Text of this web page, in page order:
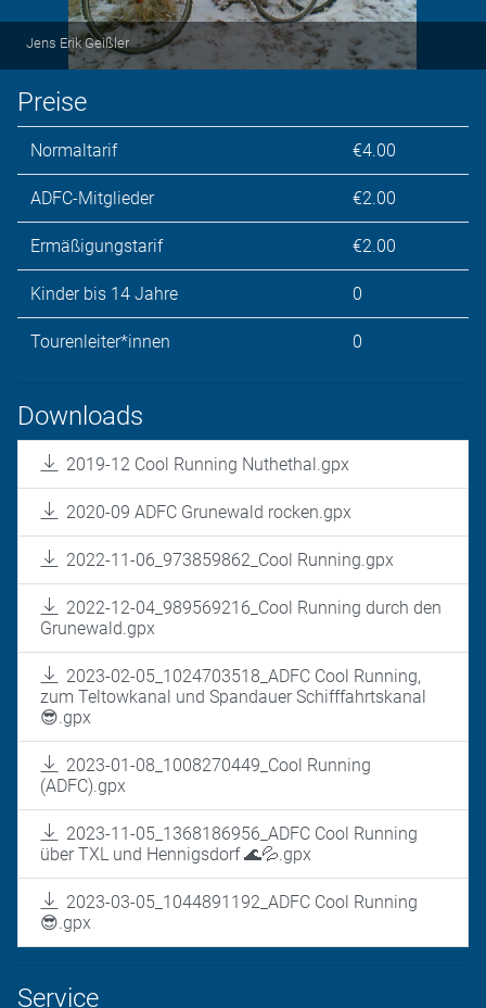
Jens Erik Geißler
Preise
Normaltarif €4.00
ADFC-Mitglieder €2.00
Ermäßigungstarif €2.00
Kinder bis 14 Jahre 0
Tourenleiter*innen 0
Downloads
2019-12 Cool Running Nuthethal.gpx
2020-09 ADFC Grunewald rocken.gpx
2022-11-06_973859862_Cool Running.gpx
2022-12-04_989569216_Cool Running durch den
Grunewald.gpx
2023-02-05_1024703518_ADFC Cool Running,
zum Teltowkanal und Spandauer Schifffahrtskanal
😎.gpx
2023-01-08_1008270449_Cool Running
(ADFC).gpx
2023-11-05_1368186956_ADFC Cool Running
über TXL und Hennigsdorf 🌊💦.gpx
2023-03-05_1044891192_ADFC Cool Running
😎.gpx
Service